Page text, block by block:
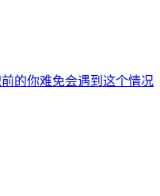
的你难免会遇到这个情况